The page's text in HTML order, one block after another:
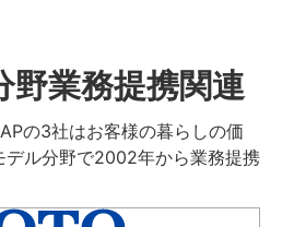
野業務提携関連
の3社はお客様の暮らしの価
デル分野で2002年から業務提携